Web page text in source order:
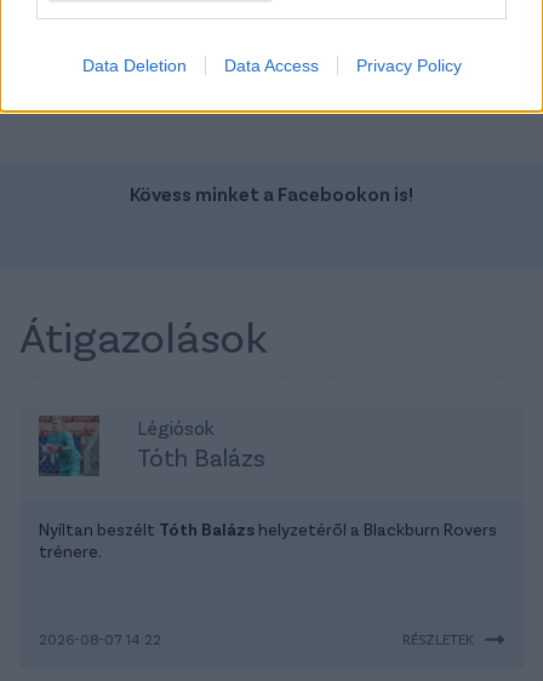
Data Deletion Data Access Privacy Policy
17 990 000 Ft
TOVÁBBI AJÁNLATOK
Kövess minket a Facebookon is!
Átigazolások
Légiósok
Tóth Balázs
Nyíltan beszélt Tóth Balázs helyzetéről a Blackburn Rovers
trénere.
2026-08-07 14:22 RÉSZLETEK